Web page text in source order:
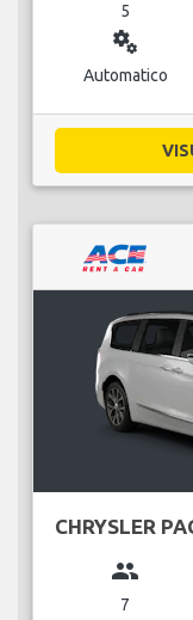
5
miscellaneous_services
Automatico
CHRYSLER
group
7